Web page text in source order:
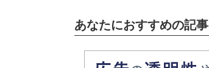
あなたにおすすめの記事